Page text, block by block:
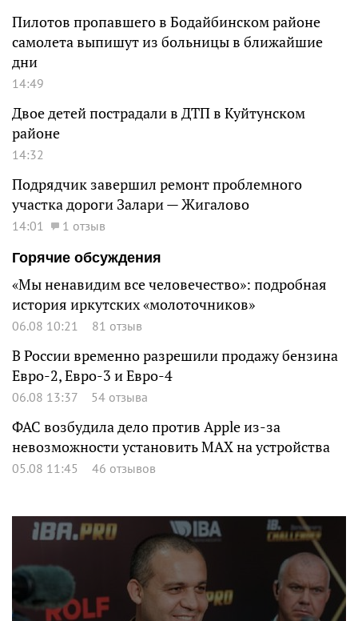
Пилотов пропавшего в Бодайбинском районе
самолета выпишут из больницы в ближайшие
дни
14:49
Двое детей пострадали в ДТП в Куйтунском
районе
14:32
Подрядчик завершил ремонт проблемного
участка дороги Залари — Жигалово
14:01
1 отзыв
Горячие обсуждения
«Мы ненавидим все человечество»: подробная
история иркутских «молоточников»
06.08 10:21 81 отзыв
В России временно разрешили продажу бензина
Евро-2, Евро-3 и Евро-4
06.08 13:37 54 отзыва
ФАС возбудила дело против Apple из-за
невозможности установить MAX на устройства
05.08 11:45 46 отзывов